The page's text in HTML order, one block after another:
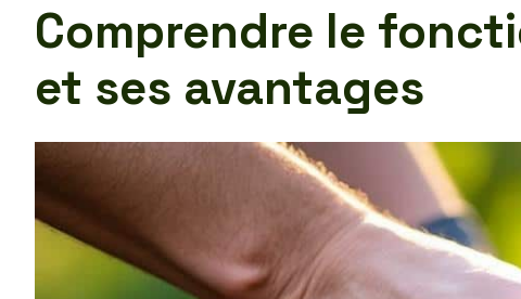
Comprendre le
et ses avantages